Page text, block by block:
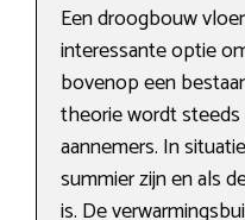
Een droogbouw
interessante optie
bovenop een
theorie wordt
aannemers. In
summier zijn en als
is. De